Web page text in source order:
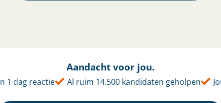
Aandacht voor jou.
dag reactie Al ruim 14.500 kandidaten geholpen